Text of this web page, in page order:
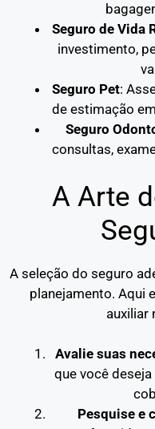
Seguro de Vida
investimento,
Seguro Pet:
de estimação
Seguro
consultas,
A Arte
A seleção do seguro
planejamento. Aqui
auxiliar
Avalie suas
que você
Pesquise e